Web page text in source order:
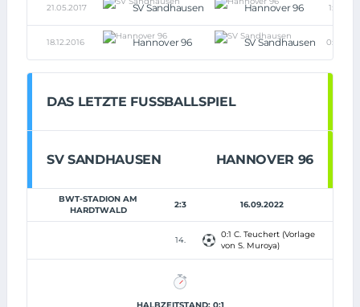
21.05.2017 SV Sandhausen Hannover 96 1:1
18.12.2016 Hannover 96 SV Sandhausen 0:0
DAS LETZTE FUSSBALLSPIEL
SV SANDHAUSEN HANNOVER 96
BWT-STADION AM
HARDTWALD
2:3 16.09.2022
14.
0:1 C. Teuchert (Vorlage
von S. Muroya)
HALBZEITSTAND: 0:1